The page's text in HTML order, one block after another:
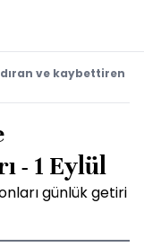
ve kaybettiren
- 1 Eylül
günlük getiri